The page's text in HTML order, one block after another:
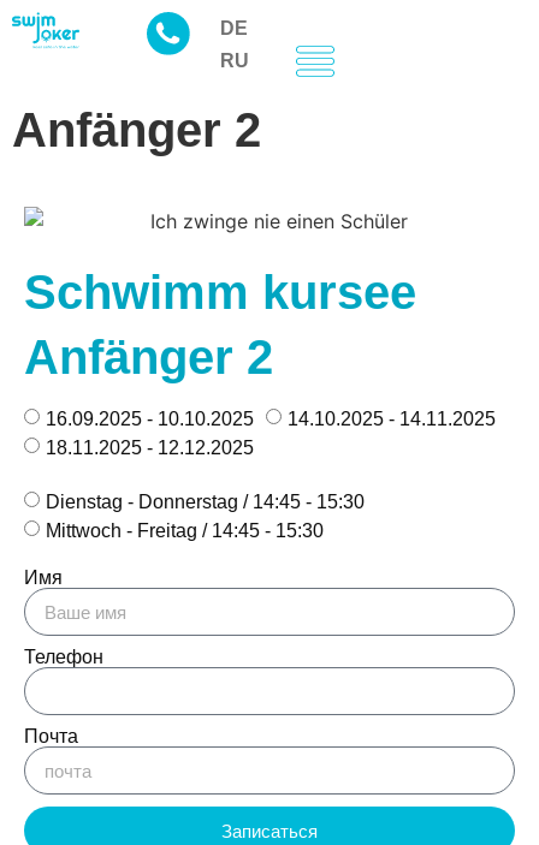
DE
RU
Anfänger 2
Schwimm kursee
Anfänger 2
16.09.2025 - 10.10.2025
14.10.2025 - 14.11.2025
18.11.2025 - 12.12.2025
Dienstag - Donnerstag / 14:45 - 15:30
Mittwoch - Freitag / 14:45 - 15:30
Имя
Телефон
Почта
Записаться